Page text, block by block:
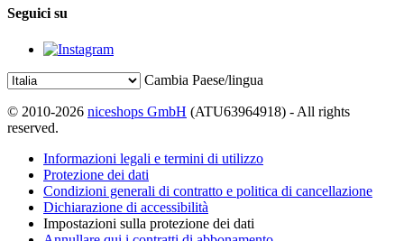
Seguici su
Cambia Paese/lingua
© 2010-2026 niceshops GmbH (ATU63964918) - All rights
reserved.
Informazioni legali e termini di utilizzo
Protezione dei dati
Condizioni generali di contratto e politica di cancellazione
Dichiarazione di accessibilità
Impostazioni sulla protezione dei dati